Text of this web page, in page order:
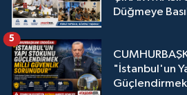
Düğmeye
"İstanbul'un
5